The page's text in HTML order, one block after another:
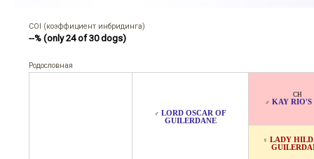
COI (коэффициент инбридинга)
--% (only 24 of 30 dogs)
Родословная
♂ LORD OSCAR OF
GUILERDANE
CH
♂ KAY RIO'S
♀ LADY